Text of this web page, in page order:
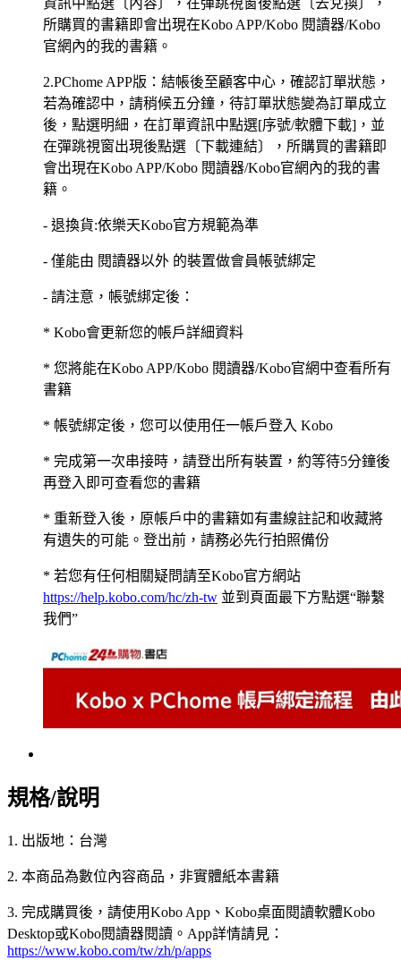
資訊中點選〔內容〕，在彈跳視窗後點選〔去兌換〕，
所購買的書籍即會出現在Kobo APP/Kobo 閱讀器/Kobo
官網內的我的書籍。
2.PChome APP版：結帳後至顧客中心，確認訂單狀態，
若為確認中，請稍候五分鐘，待訂單狀態變為訂單成立
後，點選明細，在訂單資訊中點選[序號/軟體下載]，並
在彈跳視窗出現後點選〔下載連結〕，所購買的書籍即
會出現在Kobo APP/Kobo 閱讀器/Kobo官網內的我的書
籍。
- 退換貨:依樂天Kobo官方規範為準
- 僅能由 閱讀器以外 的裝置做會員帳號綁定
- 請注意，帳號綁定後：
* Kobo會更新您的帳戶詳細資料
* 您將能在Kobo APP/Kobo 閱讀器/Kobo官網中查看所有
書籍
* 帳號綁定後，您可以使用任一帳戶登入 Kobo
* 完成第一次串接時，請登出所有裝置，約等待5分鐘後
再登入即可查看您的書籍
* 重新登入後，原帳戶中的書籍如有畫線註記和收藏將
有遺失的可能。登出前，請務必先行拍照備份
* 若您有任何相關疑問請至Kobo官方網站
https://help.kobo.com/hc/zh-tw 並到頁面最下方點選“聯繫
我們”
規格/說明
1. 出版地：台灣
2. 本商品為數位內容商品，非實體紙本書籍
3. 完成購買後，請使用Kobo App、Kobo桌面閱讀軟體Kobo
Desktop或Kobo閱讀器閱讀。App詳情請見：
https://www.kobo.com/tw/zh/p/apps